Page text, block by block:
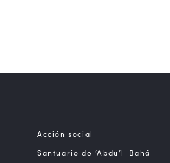
Acción social
Santuario de ‘Abdu’l-Bahá